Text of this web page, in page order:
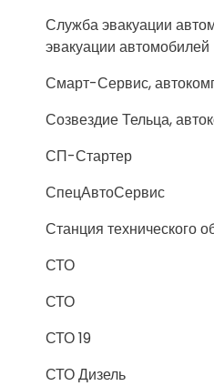
Служба эвакуации
эвакуации автомобилей
Смарт-Сервис,
Созвездие Тельца,
СП-Стартер
СпецАвтоСервис
Станция технического
СТО
СТО
СТО 19
СТО Дизель